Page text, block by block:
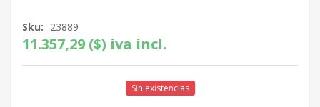
Sku: 23889
11.357,29 ($) iva incl.
Sin existencias